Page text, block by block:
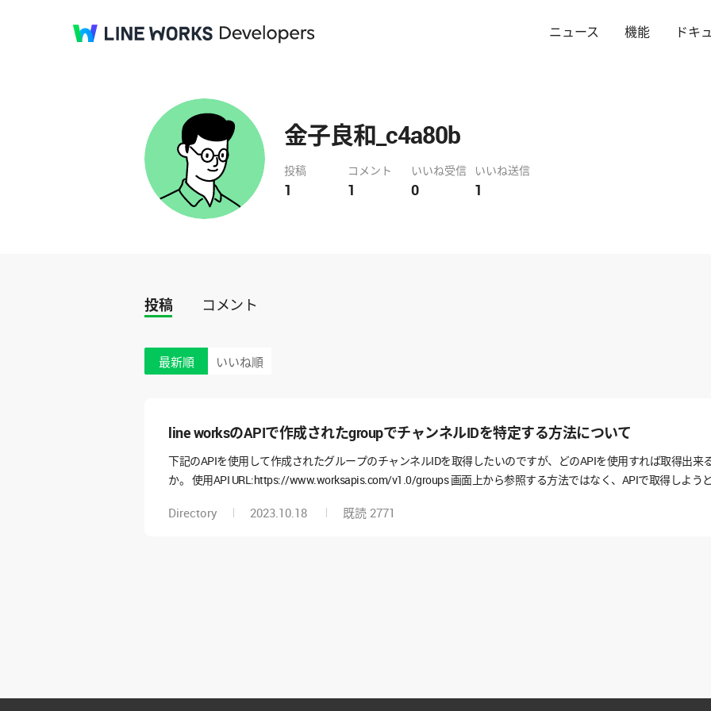
ニュース 機能 ドキ
金子良和_c4a80b
投稿
1
コメント
1
いいね受信
0
いいね送信
1
投稿 コメント
最新順 いいね順
line worksのAPIで作成されたgroupでチャンネルIDを特定する方法について
下記のAPIを使用して作成されたグループのチャンネルIDを取得したいのですが、どのAPIを使用すれば取得出来
か。 使用API URL:https://www.worksapis.com/v1.0/groups 画面上から参照する方法ではなく、APIで取得しよう
す。
Directory 2023.10.18 既読 2771